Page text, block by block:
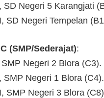
SD Negeri 5 Karangjati
SD Negeri Tempelan
(SMP/Sederajat):
Negeri 2 Blora (C3).
SMP Negeri 1 Blora (C4).
SMP Negeri 3 Blora